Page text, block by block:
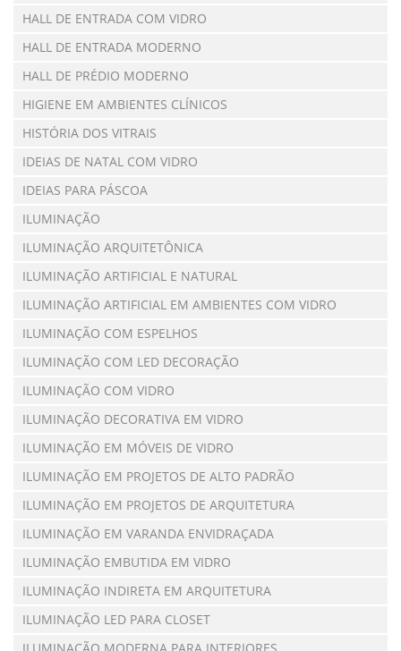
HALL DE ENTRADA COM VIDRO
HALL DE ENTRADA MODERNO
HALL DE PRÉDIO MODERNO
HIGIENE EM AMBIENTES CLÍNICOS
HISTÓRIA DOS VITRAIS
IDEIAS DE NATAL COM VIDRO
IDEIAS PARA PÁSCOA
ILUMINAÇÃO
ILUMINAÇÃO ARQUITETÔNICA
ILUMINAÇÃO ARTIFICIAL E NATURAL
ILUMINAÇÃO ARTIFICIAL EM AMBIENTES COM VIDRO
ILUMINAÇÃO COM ESPELHOS
ILUMINAÇÃO COM LED DECORAÇÃO
ILUMINAÇÃO COM VIDRO
ILUMINAÇÃO DECORATIVA EM VIDRO
ILUMINAÇÃO EM MÓVEIS DE VIDRO
ILUMINAÇÃO EM PROJETOS DE ALTO PADRÃO
ILUMINAÇÃO EM PROJETOS DE ARQUITETURA
ILUMINAÇÃO EM VARANDA ENVIDRAÇADA
ILUMINAÇÃO EMBUTIDA EM VIDRO
ILUMINAÇÃO INDIRETA EM ARQUITETURA
ILUMINAÇÃO LED PARA CLOSET